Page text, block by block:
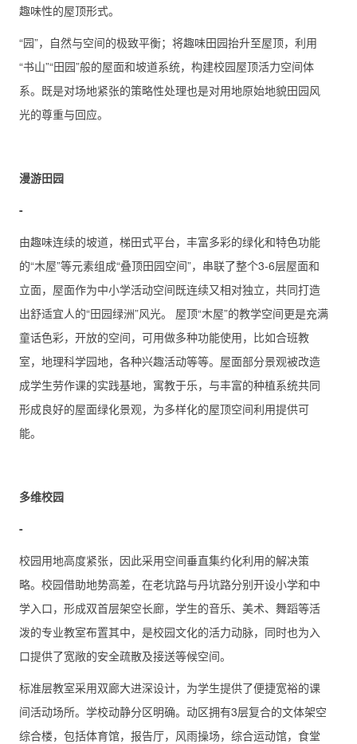
趣味性的屋顶形式。
“园”，自然与空间的极致平衡；将趣味田园抬升至屋顶，利用
“书山”“田园”般的屋面和坡道系统，构建校园屋顶活力空间体
系。既是对场地紧张的策略性处理也是对用地原始地貌田园风
光的尊重与回应。
漫游田园
-
由趣味连续的坡道，梯田式平台，丰富多彩的绿化和特色功能
的“木屋”等元素组成“叠顶田园空间”，串联了整个3-6层屋面和
立面，屋面作为中小学活动空间既连续又相对独立，共同打造
出舒适宜人的“田园绿洲”风光。 屋顶“木屋”的教学空间更是充满
童话色彩，开放的空间，可用做多种功能使用，比如合班教
室，地理科学园地，各种兴趣活动等等。屋面部分景观被改造
成学生劳作课的实践基地，寓教于乐，与丰富的种植系统共同
形成良好的屋面绿化景观，为多样化的屋顶空间利用提供可
能。
多维校园
-
校园用地高度紧张，因此采用空间垂直集约化利用的解决策
略。校园借助地势高差，在老坑路与丹坑路分别开设小学和中
学入口，形成双首层架空长廊，学生的音乐、美术、舞蹈等活
泼的专业教室布置其中，是校园文化的活力动脉，同时也为入
口提供了宽敞的安全疏散及接送等候空间。
标准层教室采用双廊大进深设计，为学生提供了便捷宽裕的课
间活动场所。学校动静分区明确。动区拥有3层复合的文体架空
综合楼，包括体育馆，报告厅，风雨操场，综合运动馆，食堂